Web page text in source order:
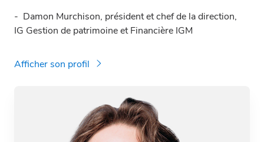
- Damon Murchison, président et chef de la direction,
IG Gestion de patrimoine et Financière IGM
Afficher son profil